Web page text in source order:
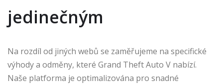
jedinečným
Na rozdíl od jiných webů se zaměřujeme na specifické
výhody a odměny, které Grand Theft Auto V nabízí.
Naše platforma je optimalizována pro snadné